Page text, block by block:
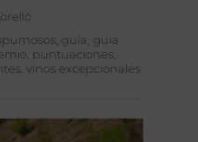
guía guia
puntuaciones
vinos excepcionales